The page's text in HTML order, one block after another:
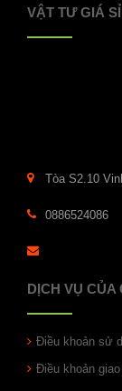
VẬT TƯ GIÁ
Tòa S2.10
0886524086
DỊCH VỤ CỦA
Điều khoản sử
Điều khoản